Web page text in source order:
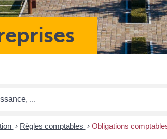
> Règles comptables > Obligations